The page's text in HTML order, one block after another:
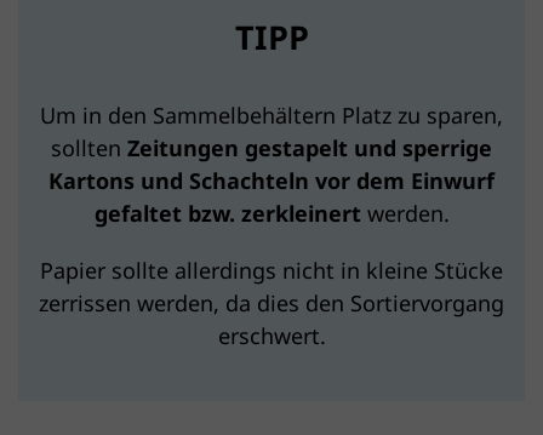
TIPP
Um in den Sammelbehältern Platz zu sparen,
sollten Zeitungen gestapelt und sperrige
Kartons und Schachteln vor dem Einwurf
gefaltet bzw. zerkleinert werden.
Papier sollte allerdings nicht in kleine Stücke
zerrissen werden, da dies den Sortiervorgang
erschwert.